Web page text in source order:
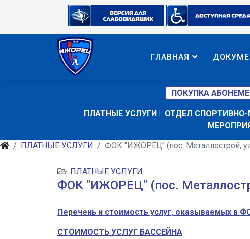
ГЛАВНАЯ
ПОКУПКА
ПЛАТНЫЕ УСЛУГИ | ОТДЕЛ
ПЛАТНЫЕ УСЛУГИ ФОК "ИЖОРЕЦ" (пос. Металлострой,
ПЛАТНЫЕ УСЛУГИ
ФОК "ИЖОРЕЦ" (пос.
Перечень и стоимость услуг, оказываемых в
СТОИМОСТЬ УСЛУГ БАССЕЙНА